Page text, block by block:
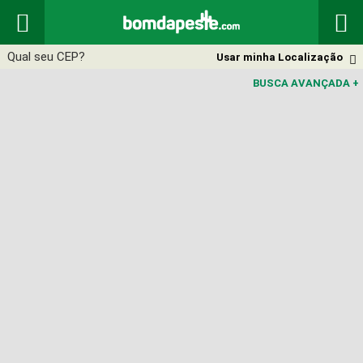
 

Usar minha Localização
BUSCA AVANÇADA +